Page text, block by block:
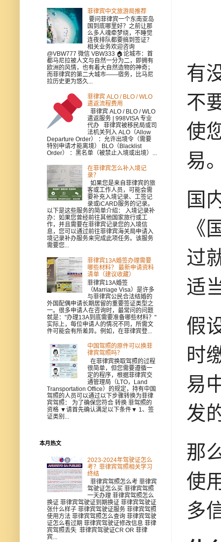
有
不
使
易
国
《
过
适
假
时
易
发
那
使
多
菲律宾中文旅游局推荐
要问菲律宾一个东南亚岛
国到底哪里好？之前让那
么多人魂牵梦绕，不睡觉
连夜排队都要搞到签证？
相关业务欢迎咨询
@VBW777 微信 VBW333 🏠论城市：首
都马尼拉被人文与自然一分为二，即拥有
欧洲的风情，也有着大自然造物的神奇；
而菲律宾的第二大城市——宿务，比马尼
拉历史更为悠久...
菲律宾 ALO / BLO / WLO
遣返流程费用
菲律宾 ALO / BLO / WLO
遣返服务 | 998VISA 专业
代办 菲律宾被移民局或司
法机关列入 ALO（Allow
Departure Order） ：允许出境令（需要
特别申请才能离境） BLO（Blacklist
Order） ：黑名单（被禁止入境或出境）...
在菲律宾怎么补入境记
录？
如果您是来自菲律宾的旅
客或工作人员，可能会需
要补充入境记录、工签记
录或iCARD服务的记录。
以下是这些服务的简单介绍： 入境记录补
办：如果您曾经前往其他国家旅行或工
作，并且需要在菲律宾记录您的入境信
息，您可以通过前往菲律宾海关局申请入
境记录补办服务来完成此项任务。该服务
需要您...
菲律宾13A婚签办理需要
哪些材料？ 最新申请资料
清单（建议收藏）
菲律宾13A婚签
（Marriage Visa）是许多
与菲律宾公民合法结婚的
外国配偶申请长期居留的重要签证类型之
一。很多申请人在咨询时，最常问的问题
就是："办理13A到底需要准备哪些材料？"
实际上，每位申请人的情况不同，所需文
件可能会有所差异。例如，在菲律宾登...
中国驾照的原件可以换菲
律宾驾照吗？
在菲律宾换取驾照的过程
很简单，但您需要遵循一
定的程序，根据菲律宾交
通管理局（LTO，Land
Transportation Office）的规定，持有中国
驾照的人员可以通过以下步骤转换为菲律
宾驾照： 为了确保您符合 转换 菲驾照的
资格 ▼请首先确认满足以下条件▼ 1、签
证类别...
本月热文
2023-2024年驾驶证怎么
考？菲律宾驾照相关学习
终结
菲律宾驾照怎么考 菲律宾
驾驶证怎么买 菲律宾驾照
一天办理 菲律宾驾照怎么
换证 菲律宾驾驶证到期换证 菲律宾驾驶证
张什么样子 菲律宾驾驶证服务 菲律宾驾照
使用方法 菲律宾驾照怎么查询 菲律宾驾驶
证怎么看过期 菲律宾驾驶证修改信息 菲律
宾驾照丢失 菲律宾驾驶证CR OR 菲律
宾...